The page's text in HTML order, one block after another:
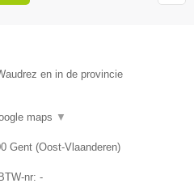
en in de provincie
maps ▼
Gent (Oost-Vlaanderen)
BTW-nr: -